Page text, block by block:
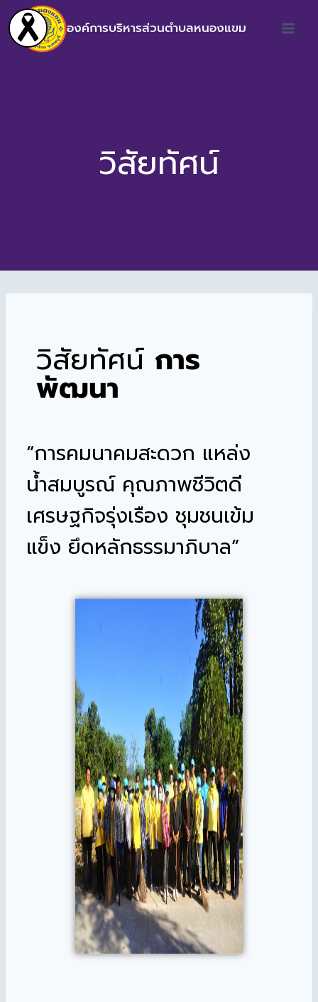
องค์การบริหารส่วนตำบลหนองแขม
วิสัยทัศน์
วิสัยทัศน์ การ
พัฒนา
“การคมนาคมสะดวก แหล่ง
น้ำสมบูรณ์ คุณภาพชีวิตดี
เศรษฐกิจรุ่งเรือง ชุมชนเข้ม
แข็ง ยึดหลักธรรมาภิบาล”